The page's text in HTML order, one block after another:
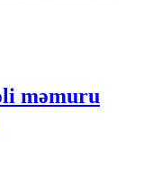
məmuru